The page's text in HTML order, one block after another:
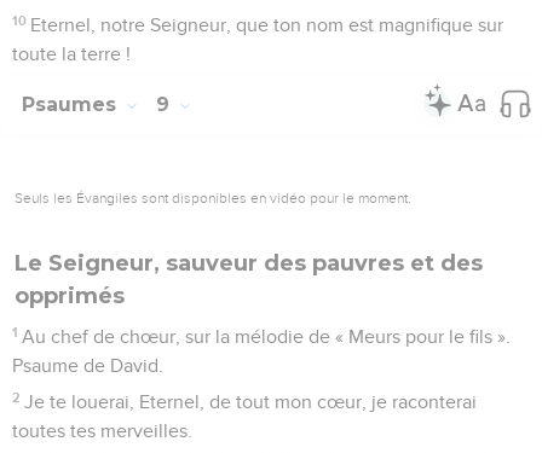
10 Eternel, notre Seigneur, que ton nom est magnifique sur
toute la terre !
Psaumes 9
Seuls les Évangiles sont disponibles en vidéo pour le moment.
Le Seigneur, sauveur des pauvres et des
opprimés
1 Au chef de chœur, sur la mélodie de « Meurs pour le fils ».
Psaume de David.
2 Je te louerai, Eternel, de tout mon cœur, je raconterai
toutes tes merveilles.